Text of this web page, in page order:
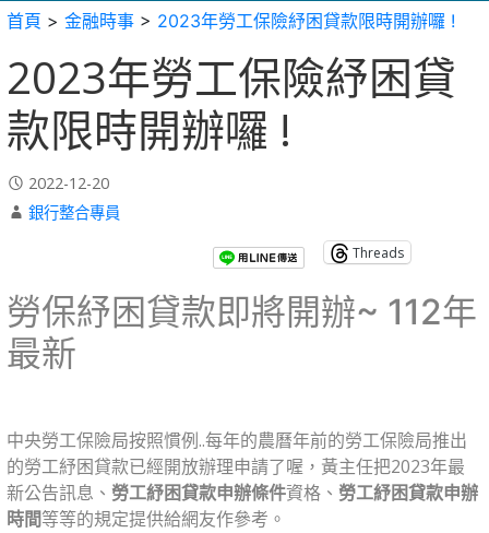
首頁 >金融時事 > 2023年勞工保險紓困貸款限時開辦囉 !
2023年勞工保險紓困貸
款限時開辦囉 !
2022-12-20
銀行整合專員
Threads
勞保紓困貸款即將開辦~ 112年
最新
中央勞工保險局按照慣例..每年的農曆年前的勞工保險局推出
的勞工紓困貸款已經開放辦理申請了喔，黃主任把2023年最
新公告訊息、勞工紓困貸款申辦條件資格、勞工紓困貸款申辦
時間等等的規定提供給網友作參考。